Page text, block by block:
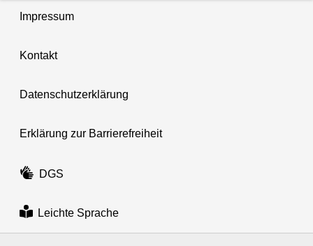
Impressum
Kontakt
Datenschutzerklärung
Erklärung zur Barrierefreiheit
DGS
Leichte Sprache